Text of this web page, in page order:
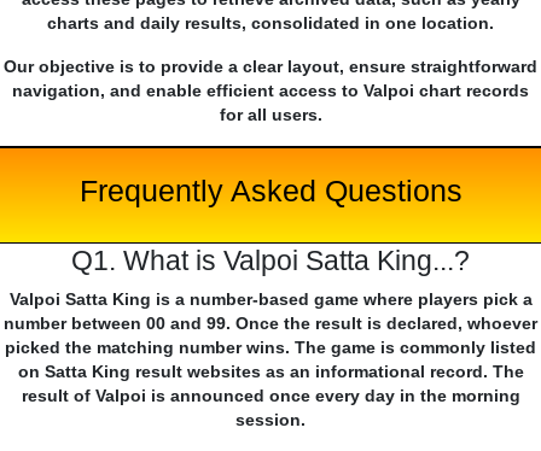
charts and daily results, consolidated in one location.
Our objective is to provide a clear layout, ensure straightforward
navigation, and enable efficient access to Valpoi chart records
for all users.
Frequently Asked Questions
Q1. What is Valpoi Satta King...?
Valpoi Satta King is a number-based game where players pick a
number between 00 and 99. Once the result is declared, whoever
picked the matching number wins. The game is commonly listed
on Satta King result websites as an informational record. The
result of Valpoi is announced once every day in the morning
session.